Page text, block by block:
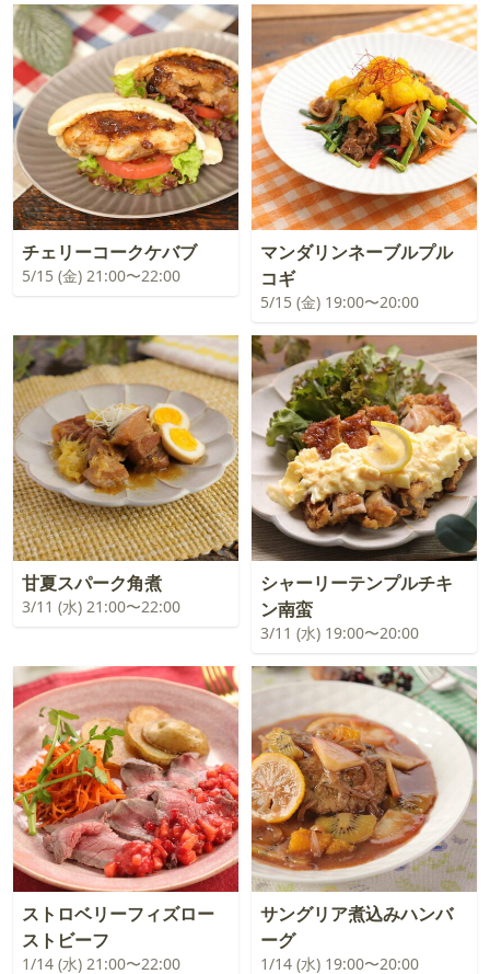
チェリーコークケバブ
5/15 (金) 21:00〜22:00
マンダリンネーブルプル
コギ
5/15 (金) 19:00〜20:00
甘夏スパーク角煮
3/11 (水) 21:00〜22:00
シャーリーテンプルチキ
ン南蛮
3/11 (水) 19:00〜20:00
ストロベリーフィズロー
ストビーフ
1/14 (水) 21:00〜22:00
サングリア煮込みハンバ
ーグ
1/14 (水) 19:00〜20:00